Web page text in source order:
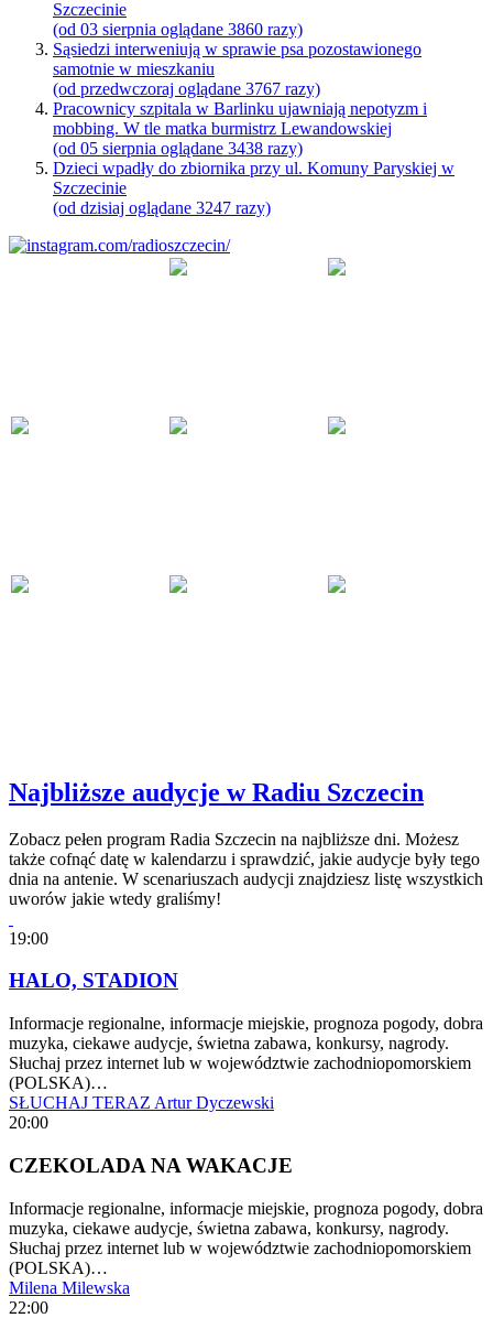
Szczecinie
(od 03 sierpnia oglądane 3860 razy)
Sąsiedzi interweniują w sprawie psa pozostawionego
samotnie w mieszkaniu
(od przedwczoraj oglądane 3767 razy)
Pracownicy szpitala w Barlinku ujawniają nepotyzm i
mobbing. W tle matka burmistrz Lewandowskiej
(od 05 sierpnia oglądane 3438 razy)
Dzieci wpadły do zbiornika przy ul. Komuny Paryskiej w
Szczecinie
(od dzisiaj oglądane 3247 razy)
Najbliższe audycje w Radiu Szczecin
Zobacz pełen program Radia Szczecin na najbliższe dni. Możesz
także cofnąć datę w kalendarzu i sprawdzić, jakie audycje były tego
dnia na antenie. W scenariuszach audycji znajdziesz listę wszystkich
uworów jakie wtedy graliśmy!
19:00
HALO, STADION
Informacje regionalne, informacje miejskie, prognoza pogody, dobra
muzyka, ciekawe audycje, świetna zabawa, konkursy, nagrody.
Słuchaj przez internet lub w województwie zachodniopomorskiem
(POLSKA)…
SŁUCHAJ TERAZ Artur Dyczewski
20:00
CZEKOLADA NA WAKACJE
Informacje regionalne, informacje miejskie, prognoza pogody, dobra
muzyka, ciekawe audycje, świetna zabawa, konkursy, nagrody.
Słuchaj przez internet lub w województwie zachodniopomorskiem
(POLSKA)…
Milena Milewska
22:00